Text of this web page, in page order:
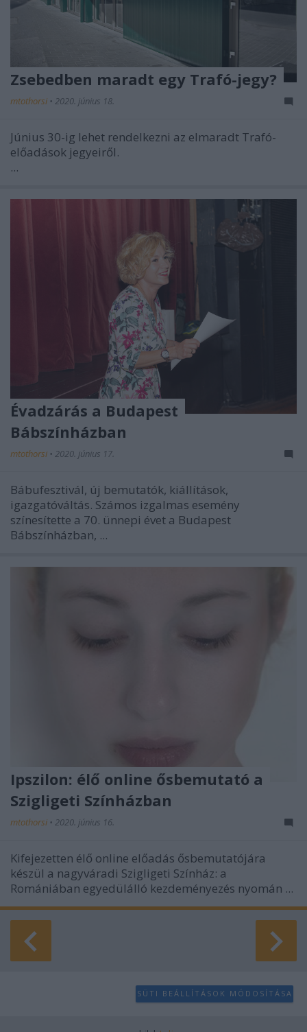
Zsebedben maradt egy Trafó-jegy?
mtothorsi • 2020. június 18.
Június 30-ig lehet rendelkezni az elmaradt Trafó-
előadások jegyeiről.
...
Évadzárás a Budapest
Bábszínházban
mtothorsi • 2020. június 17.
Bábufesztivál, új bemutatók, kiállítások,
igazgatóváltás. Számos izgalmas esemény
színesítette a 70. ünnepi évet a Budapest
Bábszínházban, ...
Ipszilon: élő online ősbemutató a
Szigligeti Színházban
mtothorsi • 2020. június 16.
Kifejezetten élő online előadás ősbemutatójára
készül a nagyváradi Szigligeti Színház: a
Romániában egyedülálló kezdeményezés nyomán ...
SÜTI BEÁLLÍTÁSOK MÓDOSÍTÁSA